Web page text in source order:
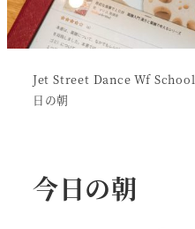
Jet Street Dance Wf School
日の朝
今日の朝